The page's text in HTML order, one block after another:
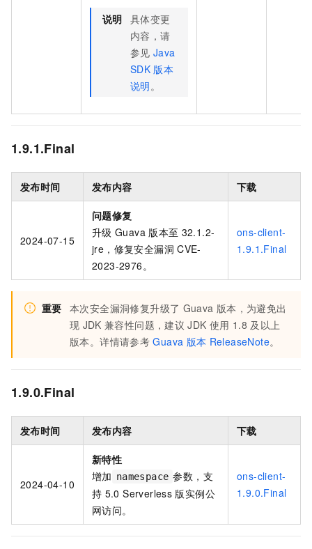
说明 具体变更
内容，请
参见 Java
SDK 版本
说明 。
1.9.1.Final
发布时间 发布内容 下载
2024-07-15
问题修复
升级 Guava 版本至 32.1.2-
jre，修复安全漏洞 CVE-
2023-2976。
ons-client-
1.9.1.Final
重要 本次安全漏洞修复升级了 Guava 版本，为避免出
现 JDK 兼容性问题，建议 JDK 使用 1.8 及以上
版本。详情请参考 Guava 版本 ReleaseNote。
1.9.0.Final
发布时间 发布内容 下载
2024-04-10
新特性
增加 namespace 参数，支
持 5.0 Serverless 版实例公
网访问。
ons-client-
1.9.0.Final